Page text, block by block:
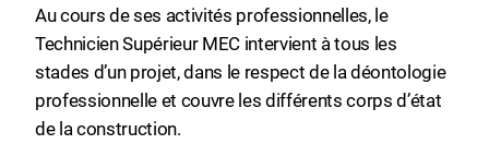
Au cours de ses activités professionnelles, le
Technicien Supérieur MEC intervient à tous les
stades d’un projet, dans le respect de la déontologie
professionnelle et couvre les différents corps d’état
de la construction.